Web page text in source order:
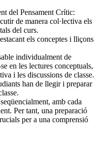
del Pensament Crític:
de manera col·lectiva els
del curs.
els conceptes i lliçons
individualment de
en les lectures conceptuals,
i les discussions de classe.
han de llegir i preparar
amb cada
Per tant, una preparació
per a una comprensió